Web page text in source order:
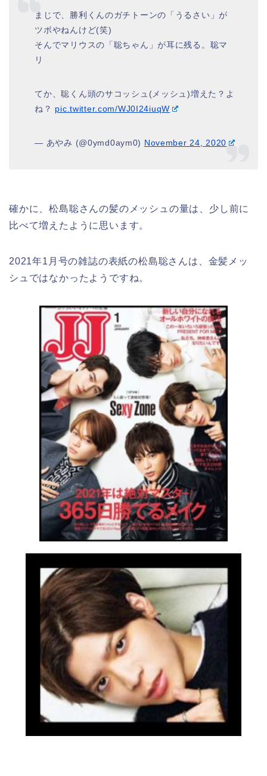
まじで、勝利くんのガチトーンの「うるさい」が
ツボやねんけど(笑)
そんでマリウスの「聡ちゃん」が耳に残る。聡マ
リ
てか、聡くん頭のサコッシュ(メッシュ)増えた？よ
ね？ pic.twitter.com/WJ0I24iuqW
— あやみ (@0ymd0aym0) November 24, 2020
確かに、松島聡さんの髪のメッシュの量は、少し前に
比べて増えたように思います。
2021年1月号の雑誌の表紙の松島聡さんは、金髪メッ
シュではなかったようですね。